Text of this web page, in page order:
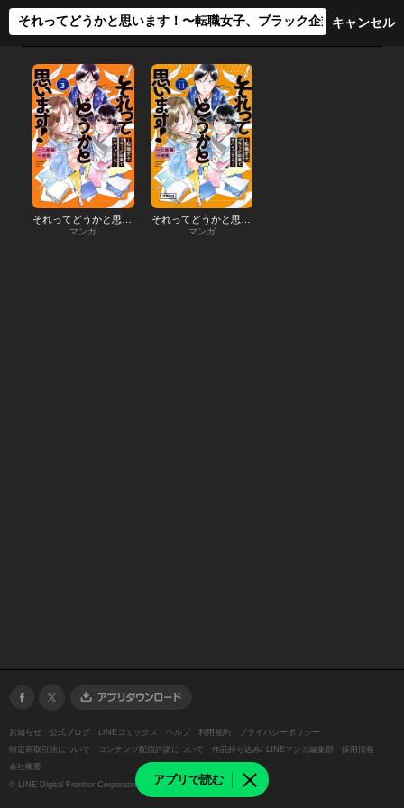
アプリで読む
マンガ マンガ
お知らせ 公式ブログ LINEコミックス ヘルプ 利用規約
プライバシーポリシー
特定商取引法について
コンテンツ配信許諾について 作品持ち込み/ LINEマンガ編集部
採用情報
会社概要
© LINE Digital Frontier Corporation